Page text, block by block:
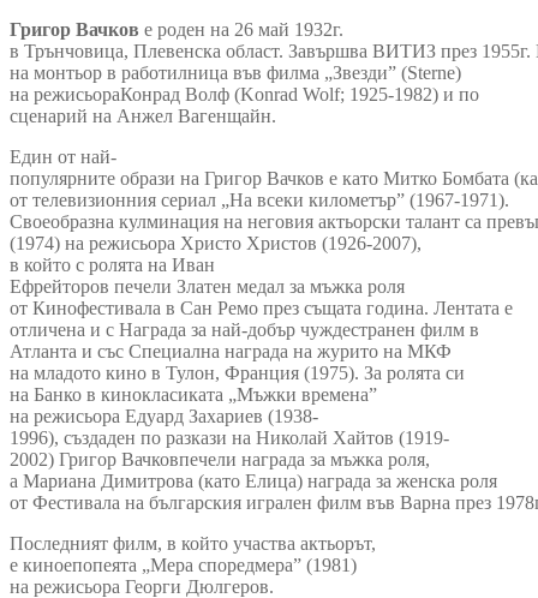
Григор Вачков е роден на 26 май 1932г.
в Трънчовица, Плевенска област. Завършва ВИТИЗ през 1955г.
на монтьор в работилница във филма „Звезди” (Sterne)
на режисьораКонрад Волф (Konrad Wolf; 1925-1982) и по
сценарий на Анжел Вагенщайн.
Един от най-
популярните образи на Григор Вачков е като Митко Бомбата
от телевизионния сериал „На всеки километър” (1967-1971).
Своеобразна кулминация на неговия актьорски талант са
(1974) на режисьора Христо Христов (1926-2007),
в който с ролята на Иван
Ефрейторов печели Златен медал за мъжка роля
от Кинофестивала в Сан Ремо през същата година. Лентата е
отличена и с Награда за най-добър чуждестранен филм в
Атланта и със Специална награда на журито на МКФ
на младото кино в Тулон, Франция (1975). За ролята си
на Банко в кинокласиката „Мъжки времена”
на режисьора Едуард Захариев (1938-
1996), създаден по разкази на Николай Хайтов (1919-
2002) Григор Вачковпечели награда за мъжка роля,
а Мариана Димитрова (като Елица) награда за женска роля
от Фестивала на българския игрален филм във Варна през
Последният филм, в който участва актьорът,
е киноепопеята „Мера споредмера” (1981)
на режисьора Георги Дюлгеров.